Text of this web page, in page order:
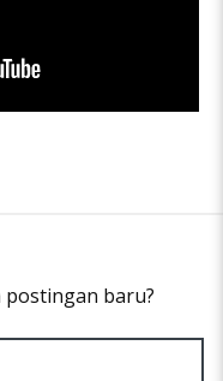
postingan baru?